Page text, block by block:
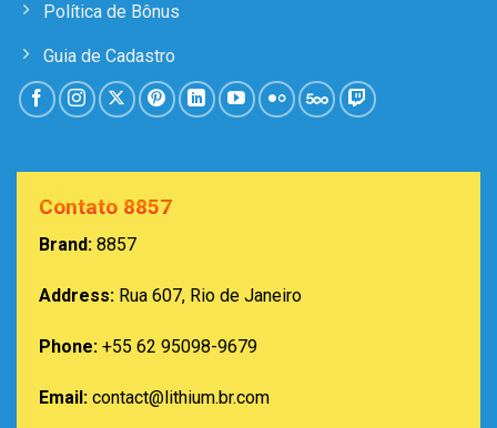
Política de Bônus
Guia de Cadastro
Contato 8857
Brand: 8857
Address: Rua 607, Rio de Janeiro
Phone: +55 62 95098-9679
Email: contact@lithium.br.com